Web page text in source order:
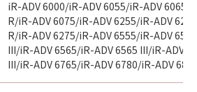
iR-ADV 6000/iR-ADV 6055/iR-ADV 6065/
R/iR-ADV 6075/iR-ADV 6255/iR-ADV
R/iR-ADV 6275/iR-ADV 6555/iR-ADV
III/iR-ADV 6565/iR-ADV 6565 III/iR-ADV
III/iR-ADV 6765/iR-ADV 6780/iR-ADV